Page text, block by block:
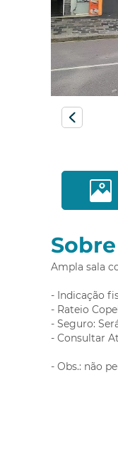
Ampla sala
- Indicação
- Rateio
- Seguro:
- Consultar
- Obs.: não